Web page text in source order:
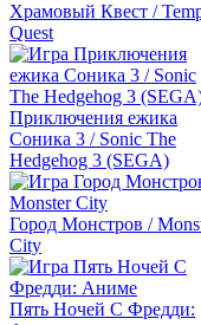
Храмовый Квест /
Quest
Приключения ежика
Соника 3 / Sonic The
Hedgehog 3 (SEGA)
Город Монстров /
City
Пять Ночей С Фредди: